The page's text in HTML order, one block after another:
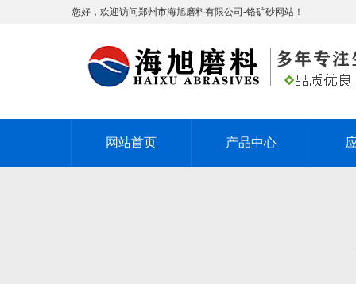
您好，欢迎访问郑州市海旭磨料有限公司-铬矿砂网站！
网站首页 产品中心